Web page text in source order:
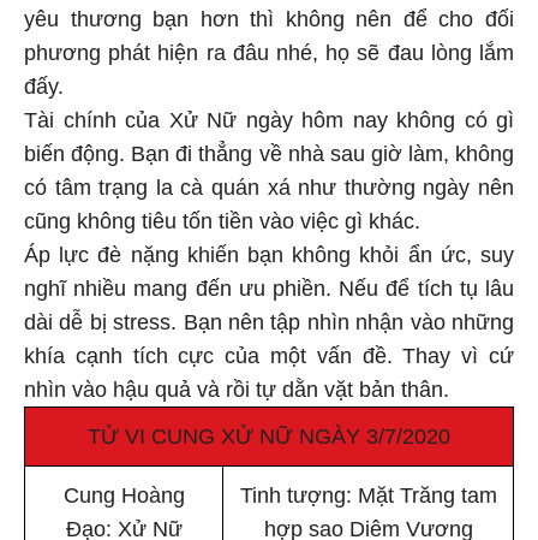
yêu thương bạn hơn thì không nên để cho đối
phương phát hiện ra đâu nhé, họ sẽ đau lòng lắm
đấy.
Tài chính của Xử Nữ ngày hôm nay không có gì
biến động. Bạn đi thẳng về nhà sau giờ làm, không
có tâm trạng la cà quán xá như thường ngày nên
cũng không tiêu tốn tiền vào việc gì khác.
Áp lực đè nặng khiến bạn không khỏi ẩn ức, suy
nghĩ nhiều mang đến ưu phiền. Nếu để tích tụ lâu
dài dễ bị stress. Bạn nên tập nhìn nhận vào những
khía cạnh tích cực của một vấn đề. Thay vì cứ
nhìn vào hậu quả và rồi tự dằn vặt bản thân.
TỬ VI CUNG XỬ NỮ NGÀY 3/7/2020
Cung Hoàng
Đạo: Xử Nữ
Tinh tượng: Mặt Trăng tam
hợp sao Diêm Vương